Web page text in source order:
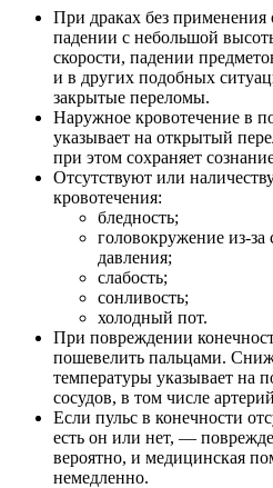
При драках без
падении с небольшой
скорости, падении
и в других подобных
закрытые переломы.
Наружное кровотечение в
указывает на открытый
при этом сохраняет
Отсутствуют или
кровотечения:
бледность;
головокружение из-
давления;
слабость;
сонливость;
холодный пот.
При повреждении
пошевелить пальцами.
температуры указывает на
сосудов, в том числе
Если пульс в конечности
есть он или нет, —
вероятно, и медицинская
немедленно.